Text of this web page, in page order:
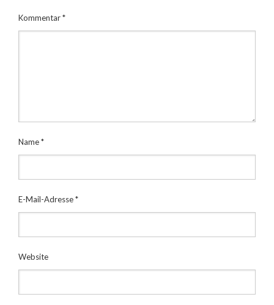
Kommentar*
Name*
E-Mail-Adresse*
Website